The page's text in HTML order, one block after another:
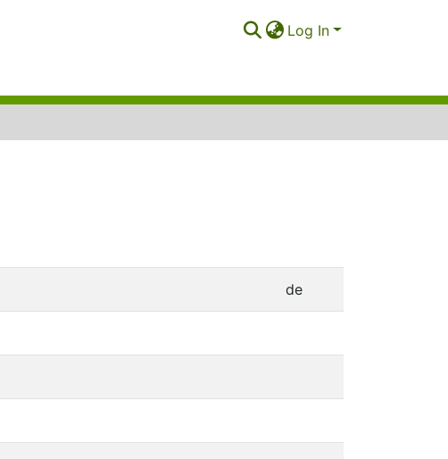
Log In
de